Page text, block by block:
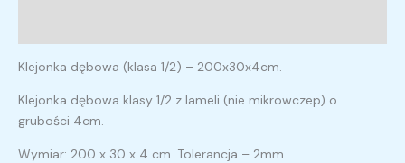
Klejonka dębowa (klasa 1/2) – 200x30x4cm.
Klejonka dębowa klasy 1/2 z lameli (nie mikrowczep) o
grubości 4cm.
Wymiar: 200 x 30 x 4 cm. Tolerancja – 2mm.